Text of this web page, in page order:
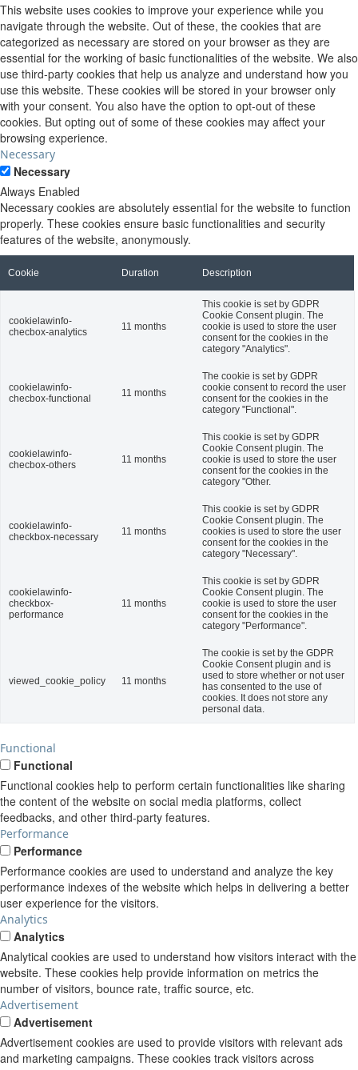
This website uses cookies to improve your experience while you
navigate through the website. Out of these, the cookies that are
categorized as necessary are stored on your browser as they are
essential for the working of basic functionalities of the website. We also
use third-party cookies that help us analyze and understand how you
use this website. These cookies will be stored in your browser only
with your consent. You also have the option to opt-out of these
cookies. But opting out of some of these cookies may affect your
browsing experience.
Necessary
Necessary
Always Enabled
Necessary cookies are absolutely essential for the website to function
properly. These cookies ensure basic functionalities and security
features of the website, anonymously.
Cookie Duration Description
cookielawinfo-
checbox-analytics
11 months
This cookie is set by GDPR
Cookie Consent plugin. The
cookie is used to store the user
consent for the cookies in the
category "Analytics".
cookielawinfo-
checbox-functional
11 months
The cookie is set by GDPR
cookie consent to record the user
consent for the cookies in the
category "Functional".
cookielawinfo-
checbox-others
11 months
This cookie is set by GDPR
Cookie Consent plugin. The
cookie is used to store the user
consent for the cookies in the
category "Other.
cookielawinfo-
checkbox-necessary
11 months
This cookie is set by GDPR
Cookie Consent plugin. The
cookies is used to store the user
consent for the cookies in the
category "Necessary".
cookielawinfo-
checkbox-
performance
11 months
This cookie is set by GDPR
Cookie Consent plugin. The
cookie is used to store the user
consent for the cookies in the
category "Performance".
viewed_cookie_policy 11 months
The cookie is set by the GDPR
Cookie Consent plugin and is
used to store whether or not user
has consented to the use of
cookies. It does not store any
personal data.
Functional
Functional
Functional cookies help to perform certain functionalities like sharing
the content of the website on social media platforms, collect
feedbacks, and other third-party features.
Performance
Performance
Performance cookies are used to understand and analyze the key
performance indexes of the website which helps in delivering a better
user experience for the visitors.
Analytics
Analytics
Analytical cookies are used to understand how visitors interact with the
website. These cookies help provide information on metrics the
number of visitors, bounce rate, traffic source, etc.
Advertisement
Advertisement
Advertisement cookies are used to provide visitors with relevant ads
and marketing campaigns. These cookies track visitors across